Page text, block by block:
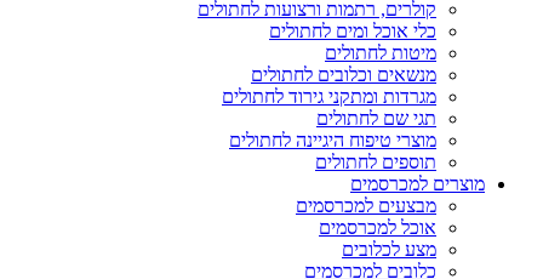
קולרים, רתמות ורצועות לחתולים
כלי אוכל ומים לחתולים
מיטות לחתולים
מנשאים וכלובים לחתולים
מגרדות ומתקני גירוד לחתולים
תגי שם לחתולים
מוצרי טיפוח היגיינה לחתולים
תוספים לחתולים
מוצרים למכרסמים
מבצעים למכרסמים
אוכל למכרסמים
מצע לכלובים
כלובים למכרסמים